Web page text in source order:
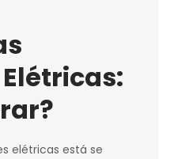
elétricas está se